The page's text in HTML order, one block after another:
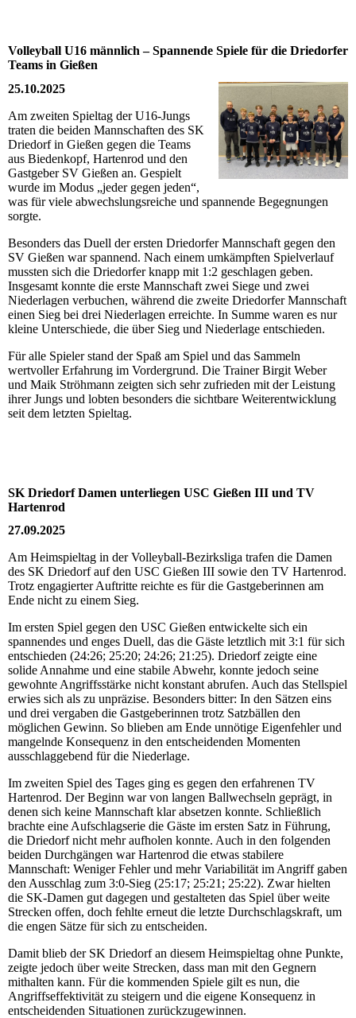
Volleyball U16 männlich – Spannende Spiele für die Driedorfer
Teams in Gießen
25.10.2025
Am zweiten Spieltag der U16-Jungs
traten die beiden Mannschaften des SK
Driedorf in Gießen gegen die Teams
aus Biedenkopf, Hartenrod und den
Gastgeber SV Gießen an. Gespielt
wurde im Modus „jeder gegen jeden“,
was für viele abwechslungsreiche und spannende Begegnungen
sorgte.
Besonders das Duell der ersten Driedorfer Mannschaft gegen den
SV Gießen war spannend. Nach einem umkämpften Spielverlauf
mussten sich die Driedorfer knapp mit 1:2 geschlagen geben.
Insgesamt konnte die erste Mannschaft zwei Siege und zwei
Niederlagen verbuchen, während die zweite Driedorfer Mannschaft
einen Sieg bei drei Niederlagen erreichte. In Summe waren es nur
kleine Unterschiede, die über Sieg und Niederlage entschieden.
Für alle Spieler stand der Spaß am Spiel und das Sammeln
wertvoller Erfahrung im Vordergrund. Die Trainer Birgit Weber
und Maik Ströhmann zeigten sich sehr zufrieden mit der Leistung
ihrer Jungs und lobten besonders die sichtbare Weiterentwicklung
seit dem letzten Spieltag.
SK Driedorf Damen unterliegen USC Gießen III und TV
Hartenrod
27.09.2025
Am Heimspieltag in der Volleyball-Bezirksliga trafen die Damen
des SK Driedorf auf den USC Gießen III sowie den TV Hartenrod.
Trotz engagierter Auftritte reichte es für die Gastgeberinnen am
Ende nicht zu einem Sieg.
Im ersten Spiel gegen den USC Gießen entwickelte sich ein
spannendes und enges Duell, das die Gäste letztlich mit 3:1 für sich
entschieden (24:26; 25:20; 24:26; 21:25). Driedorf zeigte eine
solide Annahme und eine stabile Abwehr, konnte jedoch seine
gewohnte Angriffsstärke nicht konstant abrufen. Auch das Stellspiel
erwies sich als zu unpräzise. Besonders bitter: In den Sätzen eins
und drei vergaben die Gastgeberinnen trotz Satzbällen den
möglichen Gewinn. So blieben am Ende unnötige Eigenfehler und
mangelnde Konsequenz in den entscheidenden Momenten
ausschlaggebend für die Niederlage.
Im zweiten Spiel des Tages ging es gegen den erfahrenen TV
Hartenrod. Der Beginn war von langen Ballwechseln geprägt, in
denen sich keine Mannschaft klar absetzen konnte. Schließlich
brachte eine Aufschlagserie die Gäste im ersten Satz in Führung,
die Driedorf nicht mehr aufholen konnte. Auch in den folgenden
beiden Durchgängen war Hartenrod die etwas stabilere
Mannschaft: Weniger Fehler und mehr Variabilität im Angriff gaben
den Ausschlag zum 3:0-Sieg (25:17; 25:21; 25:22). Zwar hielten
die SK-Damen gut dagegen und gestalteten das Spiel über weite
Strecken offen, doch fehlte erneut die letzte Durchschlagskraft, um
die engen Sätze für sich zu entscheiden.
Damit blieb der SK Driedorf an diesem Heimspieltag ohne Punkte,
zeigte jedoch über weite Strecken, dass man mit den Gegnern
mithalten kann. Für die kommenden Spiele gilt es nun, die
Angriffseffektivität zu steigern und die eigene Konsequenz in
entscheidenden Situationen zurückzugewinnen.